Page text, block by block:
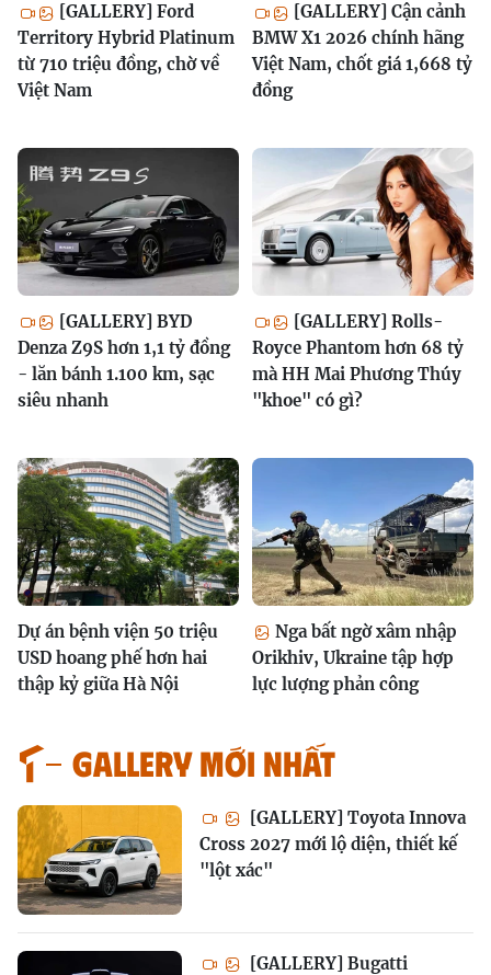
[GALLERY] Ford
Territory Hybrid Platinum
từ 710 triệu đồng, chờ về
Việt Nam
[GALLERY] Cận cảnh
BMW X1 2026 chính hãng
Việt Nam, chốt giá 1,668 tỷ
đồng
[GALLERY] BYD
Denza Z9S hơn 1,1 tỷ đồng
- lăn bánh 1.100 km, sạc
siêu nhanh
[GALLERY] Rolls-
Royce Phantom hơn 68 tỷ
mà HH Mai Phương Thúy
"khoe" có gì?
Dự án bệnh viện 50 triệu
USD hoang phế hơn hai
thập kỷ giữa Hà Nội
Nga bất ngờ xâm nhập
Orikhiv, Ukraine tập hợp
lực lượng phản công
GALLERY MỚI NHẤT
[GALLERY] Toyota Innova
Cross 2027 mới lộ diện, thiết kế
"lột xác"
[GALLERY] Bugatti